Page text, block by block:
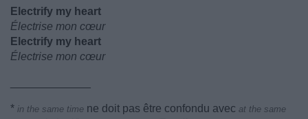
Electrify my heart
Électrise mon cœur
Electrify my heart
Électrise mon cœur
* in the same time ne doit pas être confondu avec at the same